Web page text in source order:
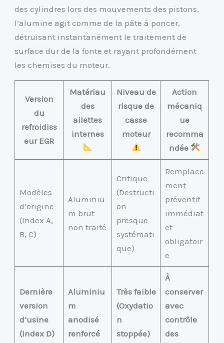
des cylindres lors des mouvements des pistons,
l’alumine agit comme de la pâte à poncer,
détruisant instantanément le traitement de
surface dur de la fonte et rayant profondément
les chemises du moteur.
Version
du
refroidiss
eur EGR
Matériau
des
ailettes
internes
Niveau de
risque de
casse
moteur
Action
mécaniq
ue
recomma
ndée
Modèles
d’origine
(Index A,
B, C)
Aluminiu
m brut
non traité
Critique
(Destructi
on
presque
systémati
que)
Remplace
ment
préventif
immédiat
et
obligatoir
e
Dernière
version
d’usine
(Index D)
Aluminiu
m
anodisé
renforcé
Très faible
(Oxydatio
n
stoppée)
À
conserver
avec
contrôle
des